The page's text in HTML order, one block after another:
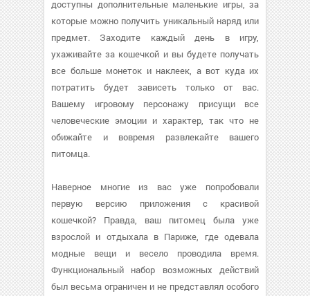
доступны дополнительные маленькие игры, за
которые можно получить уникальный наряд или
предмет. Заходите каждый день в игру,
ухаживайте за кошечкой и вы будете получать
все больше монеток и наклеек, а вот куда их
потратить будет зависеть только от вас.
Вашему игровому персонажу присущи все
человеческие эмоции и характер, так что не
обижайте и вовремя развлекайте вашего
питомца.
Наверное многие из вас уже попробовали
первую версию приложения с красивой
кошечкой? Правда, ваш питомец была уже
взрослой и отдыхала в Париже, где одевала
модные вещи и весело проводила время.
Функциональный набор возможных действий
был весьма ограничен и не представлял особого